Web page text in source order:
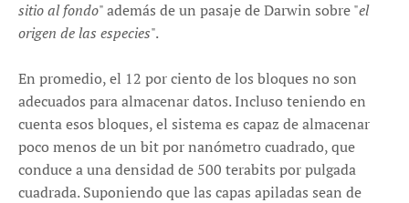
sitio al fondo" además de un pasaje de Darwin sobre "el
origen de las especies".
En promedio, el 12 por ciento de los bloques no son
adecuados para almacenar datos. Incluso teniendo en
cuenta esos bloques, el sistema es capaz de almacenar
poco menos de un bit por nanómetro cuadrado, que
conduce a una densidad de 500 terabits por pulgada
cuadrada. Suponiendo que las capas apiladas sean de